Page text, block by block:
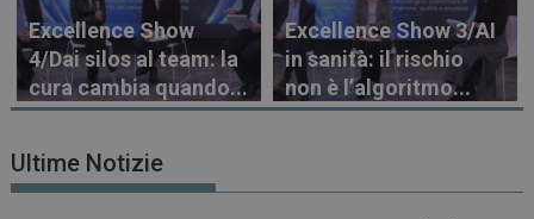
Excellence Show
4/Dai silos al team: la
cura cambia quando...
Excellence Show 3/AI
in sanità: il rischio
non è l’algoritmo...
Ultime Notizie